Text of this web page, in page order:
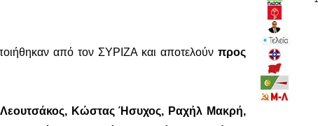
από τον ΣΥΡΙΖΑ και αποτελούνπρος
Λεουτσάκος, Κώστας Ήσυχος, Ραχήλ Μακρή,